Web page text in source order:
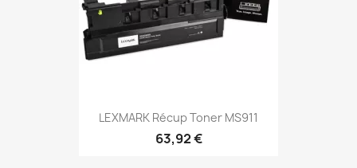
LEXMARK Récup Toner MS911
63,92 €